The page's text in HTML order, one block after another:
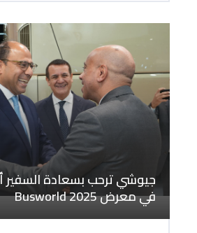
جيوشي ترحب بسعادة السفير
في معرض Busworld 2025